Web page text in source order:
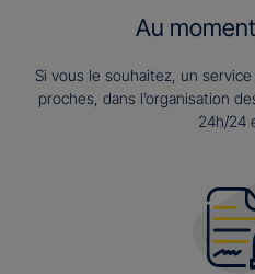
Au
Si vous le souhaitez, un
proches, dans l’organisation
24h/24